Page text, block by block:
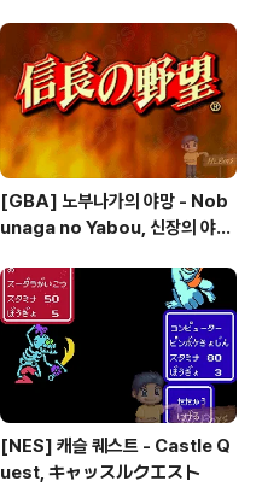
[GBA] 노부나가의 야망 - Nob
unaga no Yabou, 신장의 야망
[NES] 캐슬 퀘스트 - Castle Q
uest, キャッスルクエスト